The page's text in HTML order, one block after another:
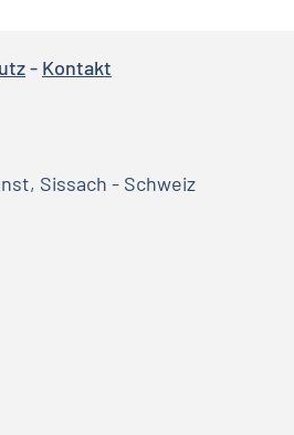
Sissach - Schweiz
- Kontakt